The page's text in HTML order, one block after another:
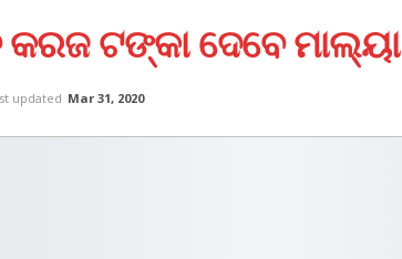
ଟଙ୍କା ଦେବେ ମାଲ୍ୟା
updated Mar 31, 2020